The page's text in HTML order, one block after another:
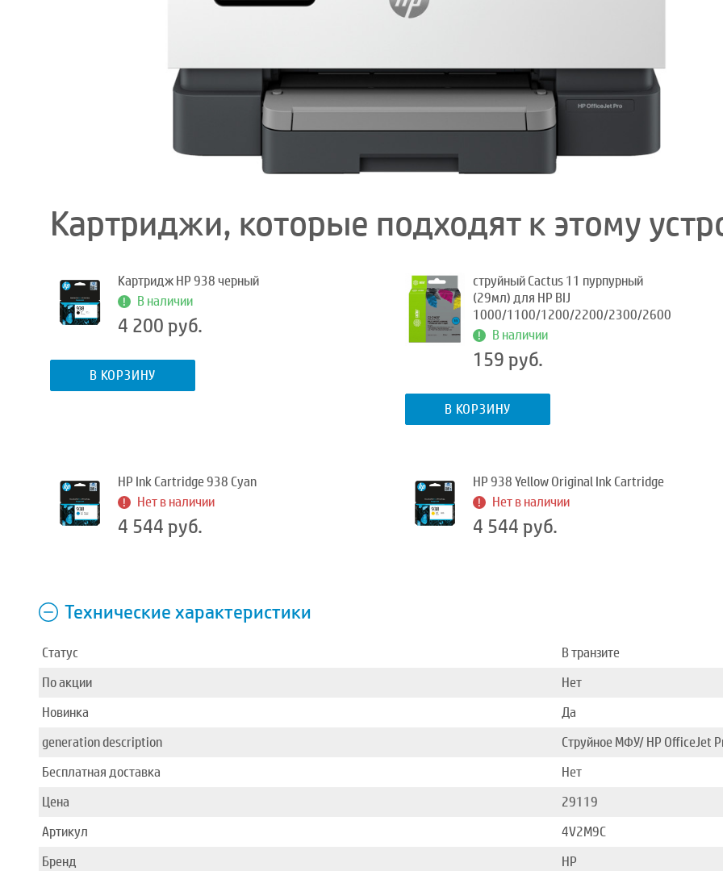
Картриджи, которые подходят к этому
Картридж HP 938 черный
В наличии
4 200 руб.
В КОРЗИНУ
струйный Cactus 11 пурпурный
(29мл) для HP BIJ
1000/1100/1200/2200/2300/2600
В наличии
159 руб.
В КОРЗИНУ
HP Ink Cartridge 938 Cyan
Нет в наличии
4 544 руб.
HP 938 Yellow Original Ink Cartridge
Нет в наличии
4 544 руб.
Технические характеристики
Статус
В транзите
По акции
Нет
Новинка
Да
generation description
Струйное МФУ/ HP OfficeJet
Бесплатная доставка
Нет
Цена
29119
Артикул
4V2M9C
Бренд
HP